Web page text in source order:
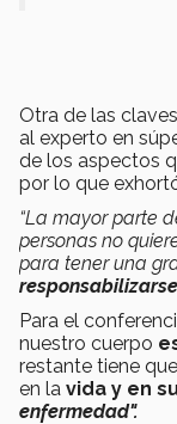
Otra de las
al experto en
de los aspectos
por lo que
“La mayor parte
personas no
para tener una
Para el
nuestro cuerpo
restante tiene
en la vida y en
enfermedad".